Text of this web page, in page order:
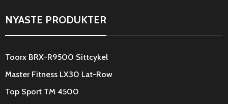
NYASTE PRODUKTER
Toorx BRX-R9500 Sittcykel
Master Fitness LX30 Lat-Row
Top Sport TM 4500